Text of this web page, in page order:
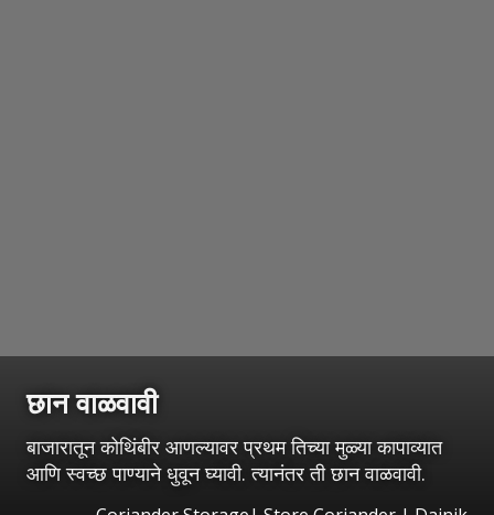
छान वाळवावी
बाजारातून कोथिंबीर आणल्यावर प्रथम तिच्या मुळ्या कापाव्यात
आणि स्वच्छ पाण्याने धुवून घ्यावी. त्यानंतर ती छान वाळवावी.